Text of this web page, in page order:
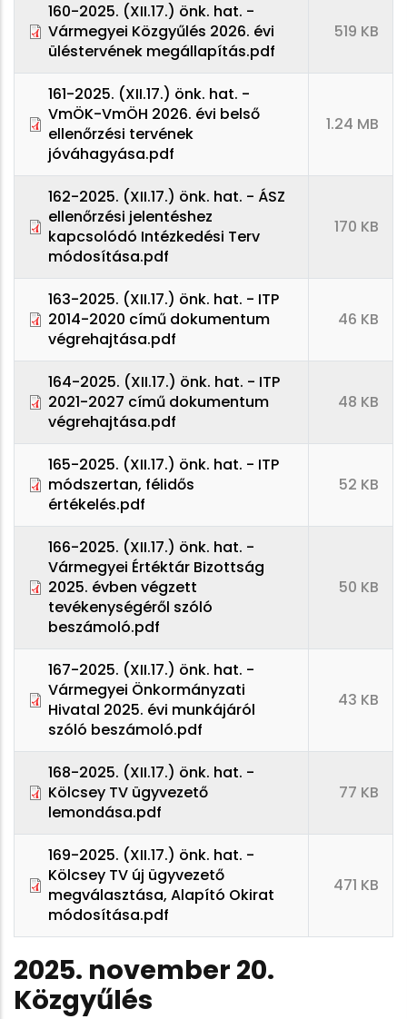
160-2025. (XII.17.) önk. hat. -
Vármegyei Közgyűlés 2026. évi
üléstervének megállapítás.pdf
519 KB
161-2025. (XII.17.) önk. hat. -
VmÖK-VmÖH 2026. évi belső
ellenőrzési tervének
jóváhagyása.pdf
1.24 MB
162-2025. (XII.17.) önk. hat. - ÁSZ
ellenőrzési jelentéshez
kapcsolódó Intézkedési Terv
módosítása.pdf
170 KB
163-2025. (XII.17.) önk. hat. - ITP
2014-2020 című dokumentum
végrehajtása.pdf
46 KB
164-2025. (XII.17.) önk. hat. - ITP
2021-2027 című dokumentum
végrehajtása.pdf
48 KB
165-2025. (XII.17.) önk. hat. - ITP
módszertan, félidős
értékelés.pdf
52 KB
166-2025. (XII.17.) önk. hat. -
Vármegyei Értéktár Bizottság
2025. évben végzett
tevékenységéről szóló
beszámoló.pdf
50 KB
167-2025. (XII.17.) önk. hat. -
Vármegyei Önkormányzati
Hivatal 2025. évi munkájáról
szóló beszámoló.pdf
43 KB
168-2025. (XII.17.) önk. hat. -
Kölcsey TV ügyvezető
lemondása.pdf
77 KB
169-2025. (XII.17.) önk. hat. -
Kölcsey TV új ügyvezető
megválasztása, Alapító Okirat
módosítása.pdf
471 KB
2025. november 20.
Közgyűlés